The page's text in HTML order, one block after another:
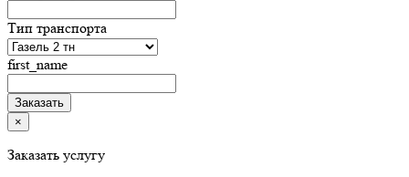
Тип транспорта
first_name
×
Заказать услугу